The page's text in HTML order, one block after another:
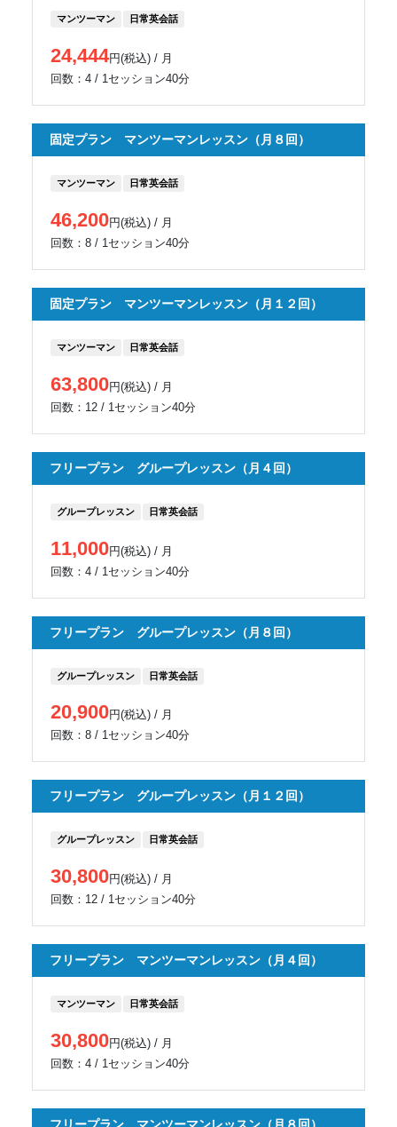
マンツーマン 日常英会話
24,444円(税込) / 月
回数：4 / 1セッション40分
固定プラン マンツーマンレッスン（月８回）
マンツーマン 日常英会話
46,200円(税込) / 月
回数：8 / 1セッション40分
固定プラン マンツーマンレッスン（月１２回）
マンツーマン 日常英会話
63,800円(税込) / 月
回数：12 / 1セッション40分
フリープラン グループレッスン（月４回）
グループレッスン 日常英会話
11,000円(税込) / 月
回数：4 / 1セッション40分
フリープラン グループレッスン（月８回）
グループレッスン 日常英会話
20,900円(税込) / 月
回数：8 / 1セッション40分
フリープラン グループレッスン（月１２回）
グループレッスン 日常英会話
30,800円(税込) / 月
回数：12 / 1セッション40分
フリープラン マンツーマンレッスン（月４回）
マンツーマン 日常英会話
30,800円(税込) / 月
回数：4 / 1セッション40分